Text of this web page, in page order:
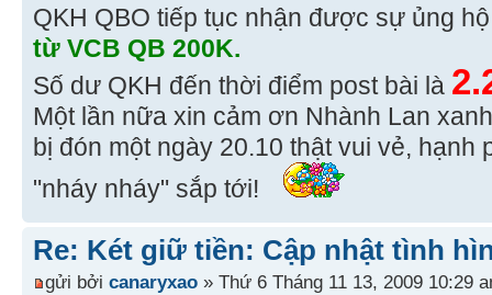
QKH QBO tiếp tục nhận được sự ủng
từ VCB QB 200K.
Số dư QKH đến thời điểm post bài là
Một lần nữa xin cảm ơn Nhành Lan
bị đón một ngày 20.10 thật vui vẻ, hạnh
"nháy nháy" sắp tới!
Re: Két giữ tiền: Cập nhật tình
gửi bởi canaryxao » Thứ 6 Tháng 11 13, 2009 10:29